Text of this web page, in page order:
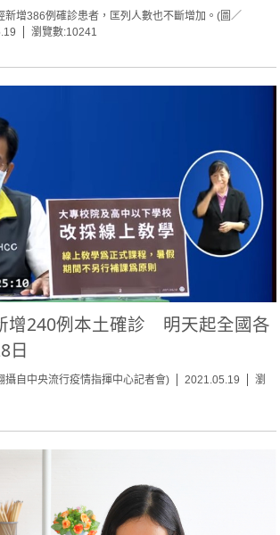
新增386例確診患者，匡列人數也不斷增加。(圖／
瀏覽數:10241
增240例本土確診 明天起全國各
日
攝自中央流行疫情指揮中心記者會) 2021.05.19
瀏